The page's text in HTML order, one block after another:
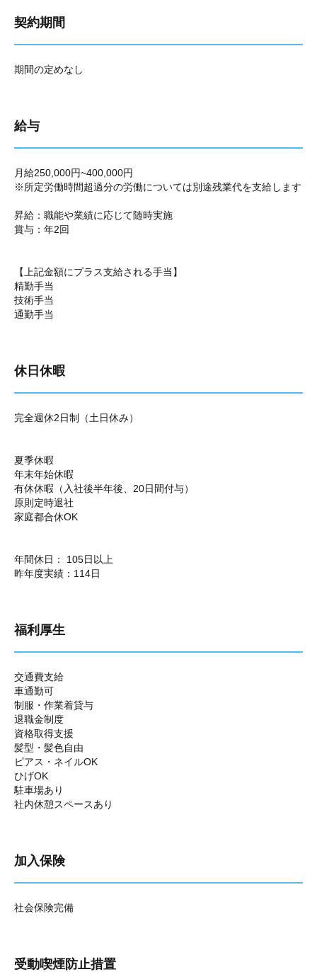
契約期間
期間の定めなし
給与
月給250,000円~400,000円
※所定労働時間超過分の労働については別途残業代を支給します
昇給：職能や業績に応じて随時実施
賞与：年2回
【上記金額にプラス支給される手当】
精勤手当
技術手当
通勤手当
休日休暇
完全週休2日制（土日休み）
夏季休暇
年末年始休暇
有休休暇（入社後半年後、20日間付与）
原則定時退社
家庭都合休OK
年間休日： 105日以上
昨年度実績：114日
福利厚生
交通費支給
車通勤可
制服・作業着貸与
退職金制度
資格取得支援
髪型・髪色自由
ピアス・ネイルOK
ひげOK
駐車場あり
社内休憩スペースあり
加入保険
社会保険完備
受動喫煙防止措置